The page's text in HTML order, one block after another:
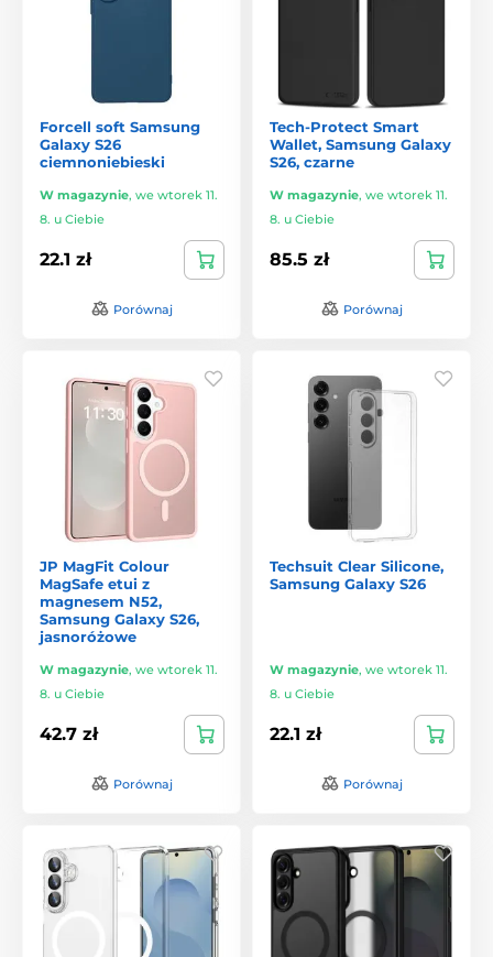
Forcell soft Samsung
Galaxy S26
ciemnoniebieski
W magazynie, we wtorek 11.
8. u Ciebie
22.1 zł
Porównaj
Tech-Protect Smart
Wallet, Samsung Galaxy
S26, czarne
W magazynie, we wtorek 11.
8. u Ciebie
85.5 zł
Porównaj
JP MagFit Colour
MagSafe etui z
magnesem N52,
Samsung Galaxy S26,
jasnoróżowe
W magazynie, we wtorek 11.
8. u Ciebie
42.7 zł
Porównaj
Techsuit Clear Silicone,
Samsung Galaxy S26
W magazynie, we wtorek 11.
8. u Ciebie
22.1 zł
Porównaj